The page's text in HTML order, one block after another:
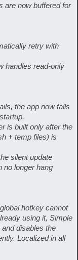
now buffered for
retry with
handles read-only
the app now falls
is built only after the
+ temp files) is
silent update
no longer hang
hotkey cannot
using it, Simple
disables the
Localized in all